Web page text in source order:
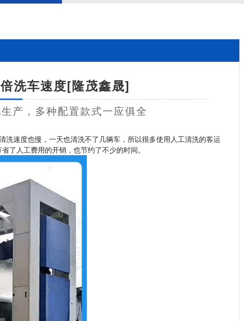
洗车速度[隆茂鑫晟]
产，多种配置款式一应俱全
速度也慢，一天也清洗不了几辆车，所以很多使用人工清洗的客运
了人工费用的开销，也节约了不少的时间。